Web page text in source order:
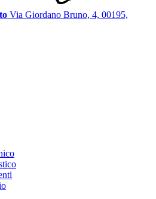
Via Giordano Bruno, 4, 00195,